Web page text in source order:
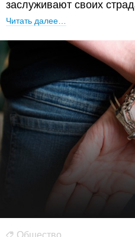
заслуживают своих
Читать далее…
Общество